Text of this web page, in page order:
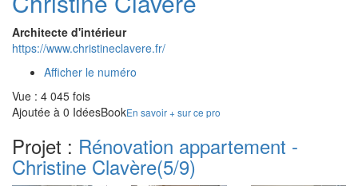
Architecte d'intérieur
https://www.christineclavere.fr/
Afficher le numéro
Vue : 4 045 fois
Ajoutée à 0 IdéesBookEn savoir + sur ce pro
Projet : Rénovation appartement -
Christine Clavère(5/9)